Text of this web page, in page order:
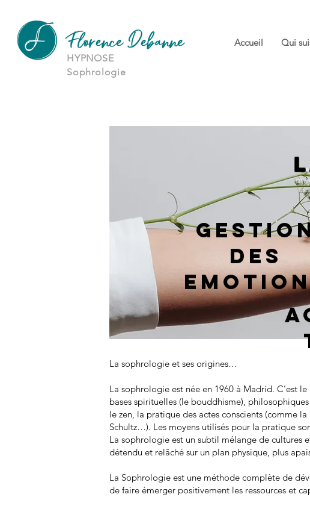
Accueil Qui
HYPNOSE
Sophrologie
DES
La sophrologie et ses origines…
La sophrologie est née en 1960 à Madrid. C’est
bases spirituelles (le bouddhisme),
le zen, la pratique des actes conscients (comme
Schultz…). Les moyens utilisés pour la pratique
La sophrologie est un subtil mélange de cultures
détendu et relâché sur un plan physique, plus
La Sophrologie est une méthode complète de
de faire émerger positivement les ressources et